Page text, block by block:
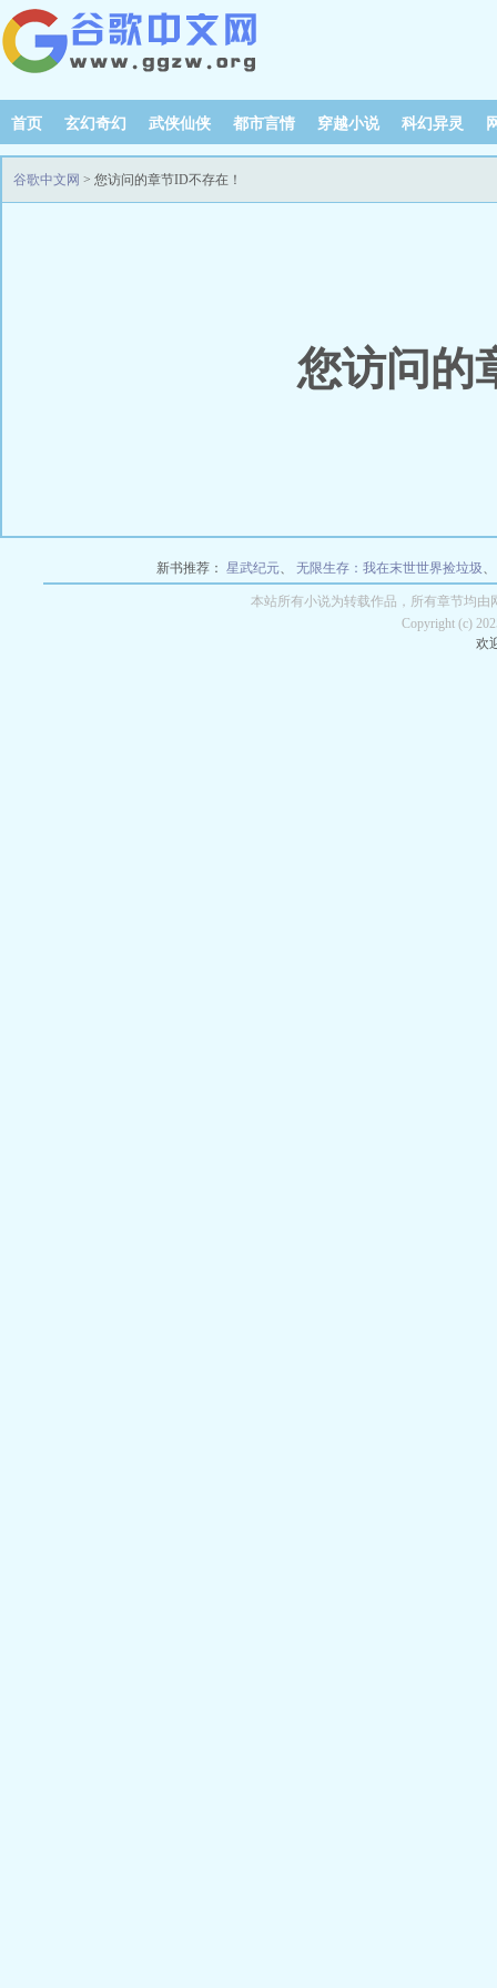
首页 玄幻奇幻 武侠仙侠 都市言情 穿越小说 科幻异灵
谷歌中文网 > 您访问的章节ID不存在！
您访问的
新书推荐： 星武纪元、 无限生存：我在末世世界捡垃圾
本站所有小说为转载作品，所有章节均
Copyright (c)
欢